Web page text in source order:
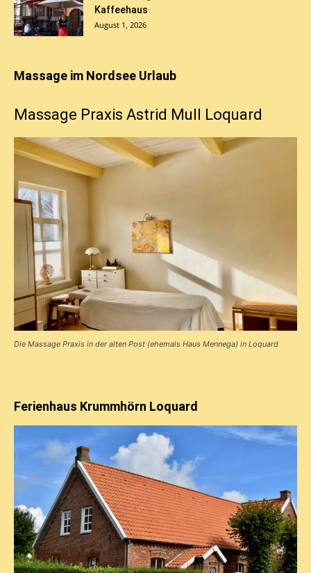
Kaffeehaus
August 1, 2026
Massage im Nordsee Urlaub
Massage Praxis Astrid Mull Loquard
Die Massage Praxis in der alten Post (ehemals Haus Mennega) in Loquard
Ferienhaus Krummhörn Loquard